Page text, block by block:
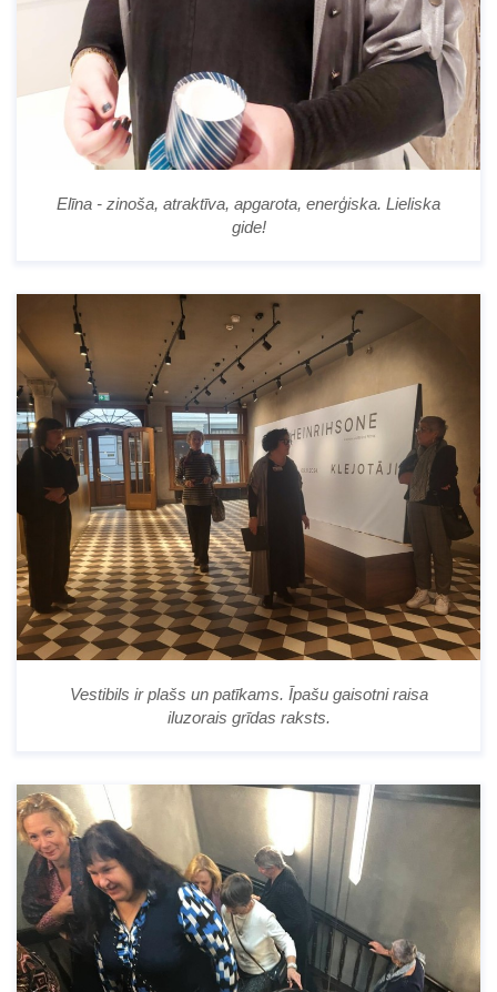
Elīna - zinoša, atraktīva, apgarota, enerģiska. Lieliska
gide!
Vestibils ir plašs un patīkams. Īpašu gaisotni raisa
iluzorais grīdas raksts.